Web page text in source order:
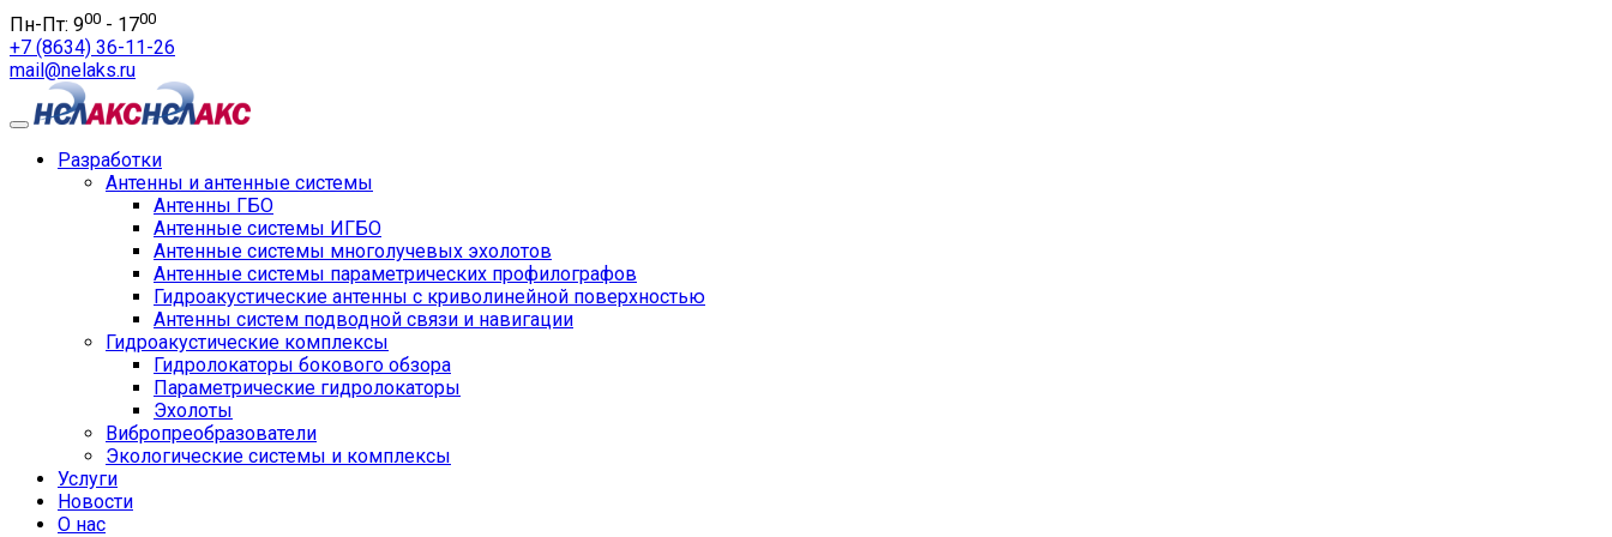
Пн-Пт: 900 - 1700
+7 (8634) 36-11-26
mail@nelaks.ru
Разработки
Антенны и антенные системы
Антенны ГБО
Антенные системы ИГБО
Антенные системы многолучевых эхолотов
Антенные системы параметрических профилографов
Гидроакустические антенны с криволинейной поверхностью
Антенны систем подводной связи и навигации
Гидроакустические комплексы
Гидролокаторы бокового обзора
Параметрические гидролокаторы
Эхолоты
Вибропреобразователи
Экологические системы и комплексы
Услуги
Новости
О нас